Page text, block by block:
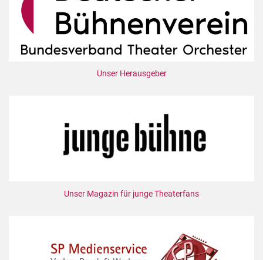
Unser Herausgeber
Unser Magazin für junge Theaterfans